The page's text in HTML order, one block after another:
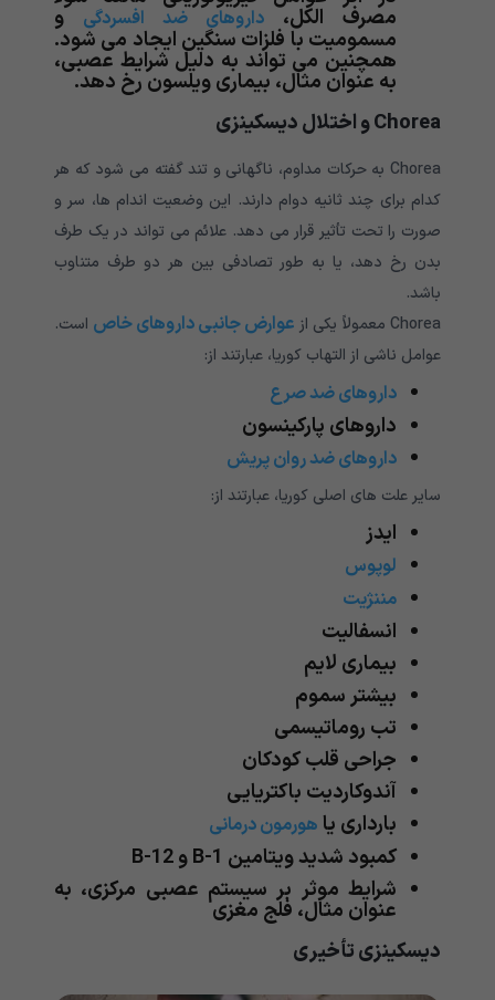
مصرف الکل، داروهای ضد افسردگی و
مسمومیت با فلزات سنگین ایجاد می شود.
همچنین می تواند به دلیل شرایط عصبی،
به عنوان مثال، بیماری ویلسون رخ دهد.
Chorea و اختلال دیسکینزی
Chorea به حرکات مداوم، ناگهانی و تند گفته می شود که هر
کدام برای چند ثانیه دوام دارند. این وضعیت اندام ها، سر و
صورت را تحت تأثیر قرار می دهد. علائم می تواند در یک طرف
بدن رخ دهد، یا به طور تصادفی بین هر دو طرف متناوب
باشد.
Chorea معمولاً یکی از
عوارض جانبی داروهای خاص است.
عوامل ناشی از التهاب کوریا، عبارتند از:
داروهای ضد صرع
داروهای پارکینسون
داروهای ضد روان پریش
سایر علت های اصلی کوریا، عبارتند از:
ایدز
لوپوس
مننژیت
انسفالیت
بیماری لایم
بیشتر سموم
تب روماتیسمی
جراحی قلب کودکان
آندوکاردیت باکتریایی
بارداری یا هورمون درمانی
کمبود شدید ویتامین B-1 و B-12
شرایط موثر بر سیستم عصبی مرکزی، به
عنوان مثال، فلج مغزی
دیسکینزی تأخیری